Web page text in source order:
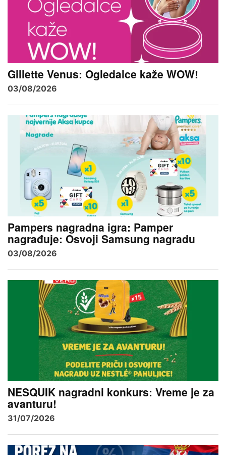
Gillette Venus: Ogledalce kaže WOW!
03/08/2026
Pampers nagradna igra: Pamper
nagrađuje: Osvoji Samsung nagradu
03/08/2026
NESQUIK nagradni konkurs: Vreme je za
avanturu!
31/07/2026